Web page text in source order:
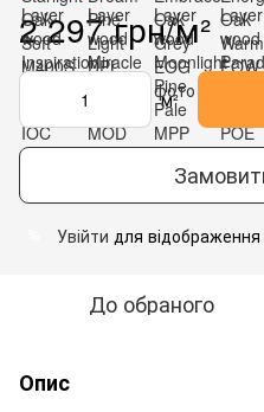
2 297 грн/м²
м²
Увійти для
До обраного
Опис